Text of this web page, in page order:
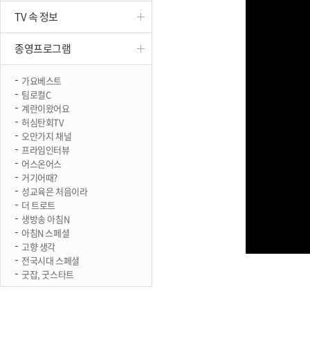
TV 속 정보
종영프로그램
가요베스트
팀로컬C
계란이왔어요
허심탄회TV
오만가지 채널
프라임인터뷰
어스온어스
거기어때?
성교육은 처음이라
더 트로트
생방송 아침N
아침N 스페셜
고향 생각
전국시대 스페셜
굿잡, 굿스타트